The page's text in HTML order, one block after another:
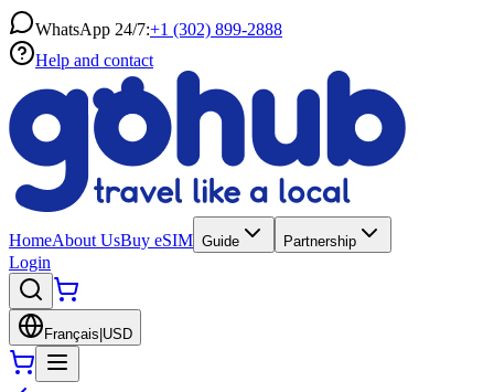
WhatsApp 24/7:+1 (302) 899-2888
Help and contact
HomeAbout UsBuy eSIM Guide Partnership
Login
Français USD